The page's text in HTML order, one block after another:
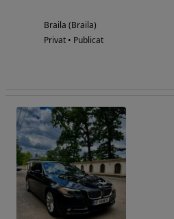
Braila (Braila)
Privat • Publicat